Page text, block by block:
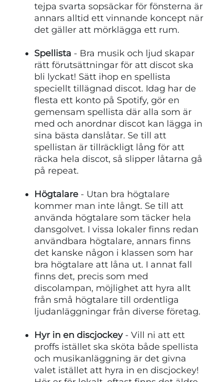
tejpa svarta sopsäckar för fönsterna är
annars alltid ett vinnande koncept när
det gäller att mörklägga ett rum.
Spellista - Bra musik och ljud skapar
rätt förutsättningar för att discot ska
bli lyckat! Sätt ihop en spellista
speciellt tillägnad discot. Idag har de
flesta ett konto på Spotify, gör en
gemensam spellista där alla som är
med och anordnar discot kan lägga in
sina bästa danslåtar. Se till att
spellistan är tillräckligt lång för att
räcka hela discot, så slipper låtarna gå
på repeat.
Högtalare - Utan bra högtalare
kommer man inte långt. Se till att
använda högtalare som täcker hela
dansgolvet. I vissa lokaler finns redan
användbara högtalare, annars finns
det kanske någon i klassen som har
bra högtalare att låna ut. I annat fall
finns det, precis som med
discolampan, möjlighet att hyra allt
från små högtalare till ordentliga
ljudanläggningar från diverse företag.
Hyr in en discjockey - Vill ni att ett
proffs istället ska sköta både spellista
och musikanläggning är det givna
valet istället att hyra in en discjockey!